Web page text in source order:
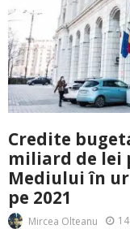
Credite
miliard de
Mediului în
pe 2021
Mircea Olteanu